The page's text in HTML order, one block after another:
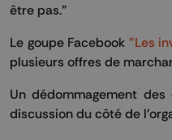
être pas."
Le goupe Facebook "Les
plusieurs offres de
Un dédommagement
discussion du côté de